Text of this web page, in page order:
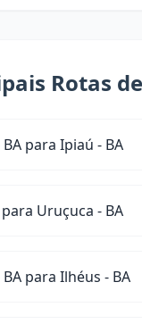
Rotas
para Ipiaú - BA
Uruçuca - BA
para Ilhéus - BA